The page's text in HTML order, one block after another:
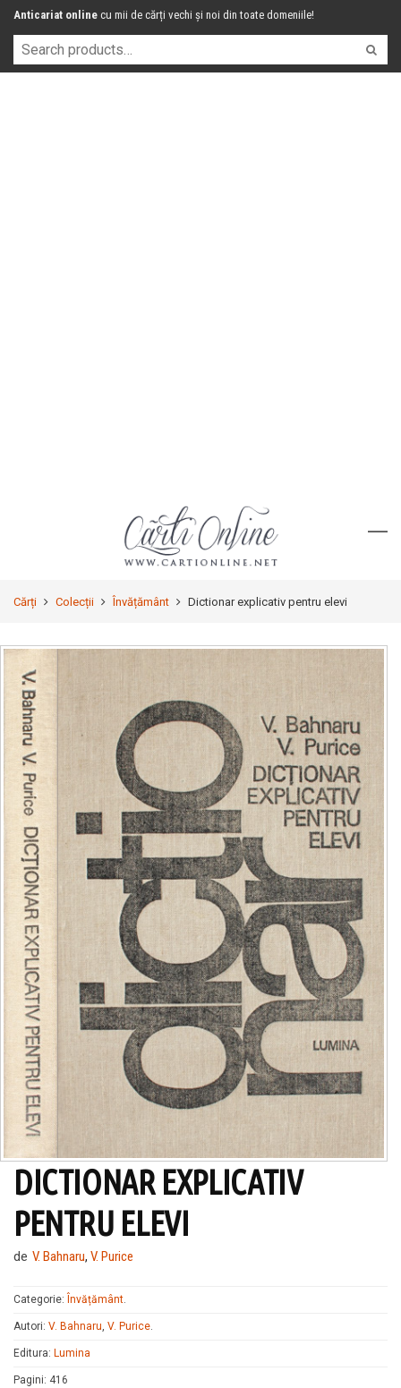
Anticariat online cu mii de cărți vechi și noi din toate domeniile!
Cărți Colecții Învățământ Dictionar explicativ pentru elevi
DICTIONAR EXPLICATIV
PENTRU ELEVI
de V. Bahnaru, V. Purice
Categorie: Învățământ.
Autori: V. Bahnaru, V. Purice.
Editura: Lumina
Pagini: 416